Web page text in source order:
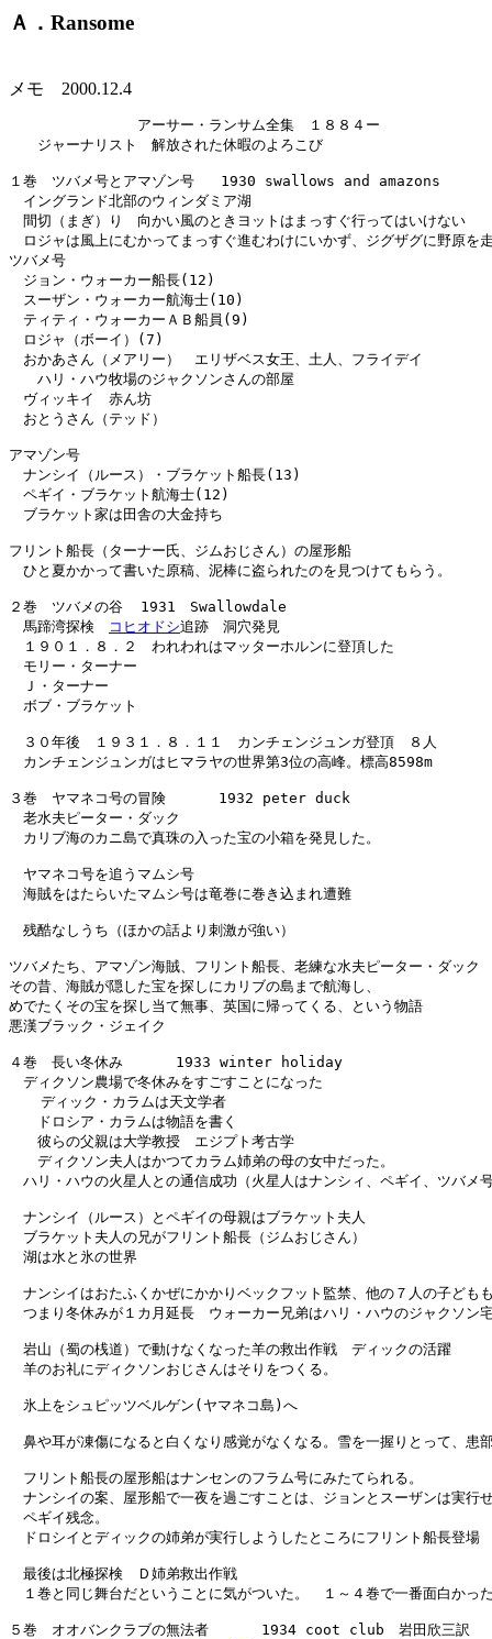
Ａ．Ransome
メモ 2000.12.4
アーサー・ランサム全集　１８８４ー
ジャーナリスト　解放された休暇のよろこび
１巻　ツバメ号とアマゾン号   1930 swallows and amazons
イングランド北部のウィンダミア湖
間切（まぎ）り　向かい風のときヨットはまっすぐ行ってはいけない
ロジャは風上にむかってまっすぐ進むわけにいかず、ジグザグに野原を
ツバメ号
ジョン・ウォーカー船長(12)
スーザン・ウォーカー航海士(10)
ティティ・ウォーカーＡＢ船員(9)
ロジャ（ボーイ）(7)
おかあさん（メアリー）　エリザベス女王、土人、フライデイ
ハリ・ハウ牧場のジャクソンさんの部屋
ヴィッキイ　赤ん坊
おとうさん（テッド）
アマゾン号
ナンシイ（ルース）・ブラケット船長(13)
ペギイ・ブラケット航海士(12)
ブラケット家は田舎の大金持ち
フリント船長（ターナー氏、ジムおじさん）の屋形船
ひと夏かかって書いた原稿、泥棒に盗られたのを見つけてもらう。
２巻　ツバメの谷  1931　Swallowdale
馬蹄湾探検
コヒオドシ追跡　洞穴発見
１９０１．８．２　われわれはマッターホルンに登頂した
モリー・ターナー
Ｊ・ターナー
ボブ・ブラケット
３０年後　１９３１．８．１１　カンチェンジュンガ登頂　８人
カンチェンジュンガはヒマラヤの世界第3位の高峰。標高8598m
３巻　ヤマネコ号の冒険      1932 peter duck
老水夫ピーター・ダック
カリブ海のカニ島で真珠の入った宝の小箱を発見した。
ヤマネコ号を追うマムシ号
海賊をはたらいたマムシ号は竜巻に巻き込まれ遭難
残酷なしうち（ほかの話より刺激が強い）
ツバメたち、アマゾン海賊、フリント船長、老練な水夫ピーター・ダック
その昔、海賊が隠した宝を探しにカリブの島まで航海し、
めでたくその宝を探し当て無事、英国に帰ってくる、という物語
悪漢ブラック・ジェイク
４巻　長い冬休み      1933 winter holiday
ディクソン農場で冬休みをすごすことになった
  　ディック・カラムは天文学者
ドロシア・カラムは物語を書く
彼らの父親は大学教授　エジプト考古学
ディクソン夫人はかつてカラム姉弟の母の女中だった。
ハリ・ハウの火星人との通信成功（火星人はナンシィ、ペギイ、ツバメ
ナンシイ（ルース）とペギイの母親はブラケット夫人
ブラケット夫人の兄がフリント船長（ジムおじさん）
湖は水と氷の世界
ナンシイはおたふくかぜにかかりベックフット監禁、他の７人の子ども
つまり冬休みが１カ月延長　ウォーカー兄弟はハリ・ハウのジャクソン
岩山（蜀の桟道）で動けなくなった羊の救出作戦　ディックの活躍
羊のお礼にディクソンおじさんはそりをつくる。
氷上をシュピッツベルゲン(ヤマネコ島)へ
鼻や耳が凍傷になると白くなり感覚がなくなる。雪を一握りとって、患
フリント船長の屋形船はナンセンのフラム号にみたてられる。
ナンシイの案、屋形船で一夜を過ごすことは、ジョンとスーザンは実行
ペギイ残念。
ドロシイとディックの姉弟が実行しようしたところにフリント船長登場
最後は北極探検　Ｄ姉弟救出作戦
１巻と同じ舞台だということに気がついた。　１～４巻で一番面白かっ
５巻　オオバンクラブの無法者      1934 coot club　岩田欣三訳